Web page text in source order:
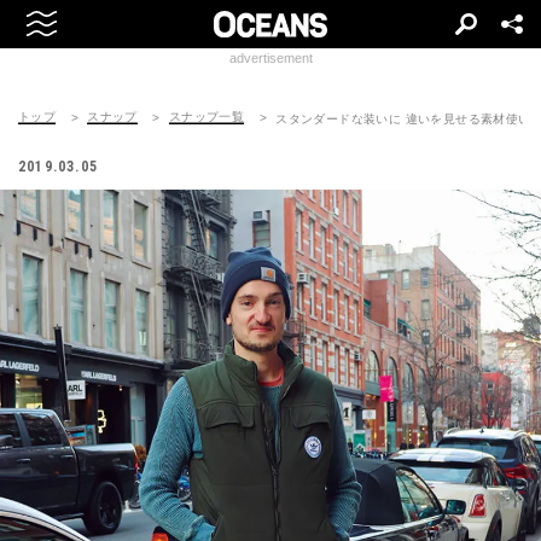
advertisement
トップ スナップ スナップ一覧 スタンダードな装いに 違いを見せる素材使い
2019.03.05